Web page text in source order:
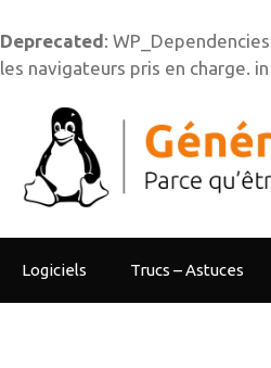
Deprecated:
les navigateurs pris en charge. in
contenu
Logiciels Trucs – Astuces